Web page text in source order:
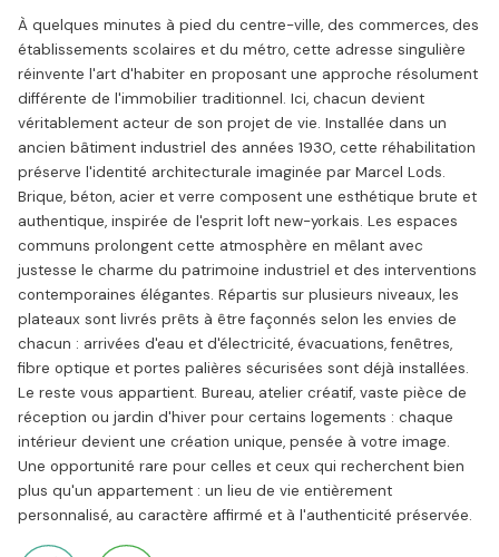
À quelques minutes à pied du centre-ville, des commerces, des
établissements scolaires et du métro, cette adresse singulière
réinvente l'art d'habiter en proposant une approche résolument
différente de l'immobilier traditionnel. Ici, chacun devient
véritablement acteur de son projet de vie. Installée dans un
ancien bâtiment industriel des années 1930, cette réhabilitation
préserve l'identité architecturale imaginée par Marcel Lods.
Brique, béton, acier et verre composent une esthétique brute et
authentique, inspirée de l'esprit loft new-yorkais. Les espaces
communs prolongent cette atmosphère en mêlant avec
justesse le charme du patrimoine industriel et des interventions
contemporaines élégantes. Répartis sur plusieurs niveaux, les
plateaux sont livrés prêts à être façonnés selon les envies de
chacun : arrivées d'eau et d'électricité, évacuations, fenêtres,
fibre optique et portes palières sécurisées sont déjà installées.
Le reste vous appartient. Bureau, atelier créatif, vaste pièce de
réception ou jardin d'hiver pour certains logements : chaque
intérieur devient une création unique, pensée à votre image.
Une opportunité rare pour celles et ceux qui recherchent bien
plus qu'un appartement : un lieu de vie entièrement
personnalisé, au caractère affirmé et à l'authenticité préservée.